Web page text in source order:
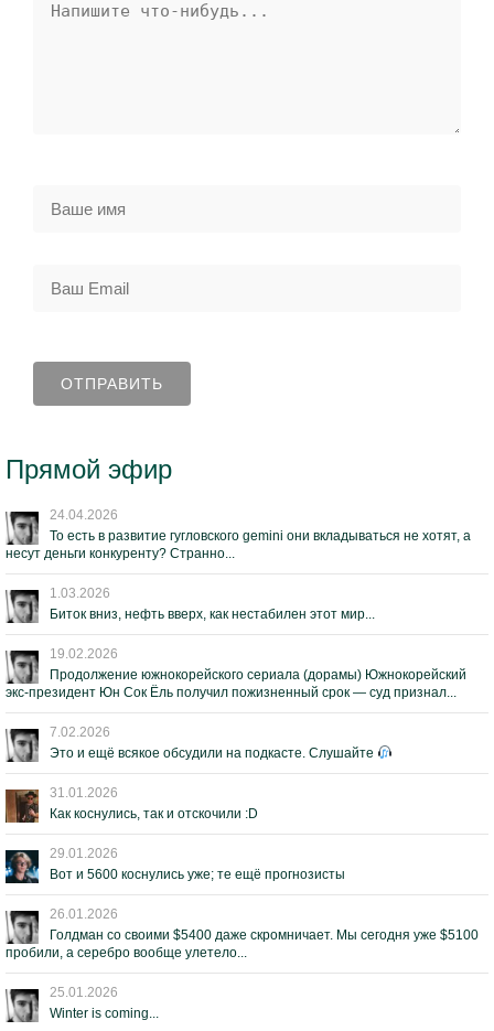
Прямой эфир
24.04.2026
То есть в развитие гугловского gemini они вкладываться не хотят, а
несут деньги конкуренту? Странно...
1.03.2026
Биток вниз, нефть вверх, как нестабилен этот мир...
19.02.2026
Продолжение южнокорейского сериала (дорамы) Южнокорейский
экс-президент Юн Сок Ёль получил пожизненный срок — суд признал...
7.02.2026
Это и ещё всякое обсудили на подкасте. Слушайте
31.01.2026
Как коснулись, так и отскочили :D
29.01.2026
Вот и 5600 коснулись уже; те ещё прогнозисты
26.01.2026
Голдман со своими $5400 даже скромничает. Мы сегодня уже $5100
пробили, а серебро вообще улетело...
25.01.2026
Winter is coming...